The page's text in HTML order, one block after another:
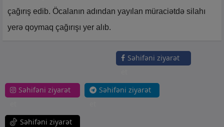
çağırış edib. Öcalanın adından yayılan müraciətdə silahı
yerə qoymaq çağırışı yer alıb.
Səhifəni ziyarət
Səhifəni ziyarət
Səhifəni ziyarət
Səhifəni ziyarət